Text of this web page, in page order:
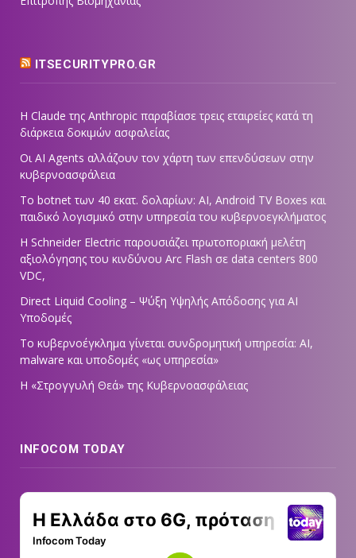
ITSECURITYPRO.GR
Η Claude της Anthropic παραβίασε τρεις εταιρείες κατά τη
διάρκεια δοκιμών ασφαλείας
Οι AI Agents αλλάζουν τον χάρτη των επενδύσεων στην
κυβερνοασφάλεια
Το botnet των 40 εκατ. δολαρίων: AI, Android TV Boxes και
παιδικό λογισμικό στην υπηρεσία του κυβερνοεγκλήματος
Η Schneider Electric παρουσιάζει πρωτοποριακή μελέτη
αξιολόγησης του κινδύνου Arc Flash σε data centers 800
VDC,
Direct Liquid Cooling – Ψύξη Υψηλής Απόδοσης για AI
Υποδομές
Το κυβερνοέγκλημα γίνεται συνδρομητική υπηρεσία: AI,
malware και υποδομές «ως υπηρεσία»
Η «Στρογγυλή Θεά» της Κυβερνοασφάλειας
INFOCOM TODAY